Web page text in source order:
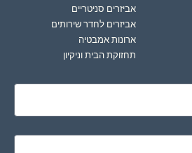
אביזרים סניטריים
אביזרים לחדר שירותים
ארונות אמבטיה
תחזוקת הבית וניקיון